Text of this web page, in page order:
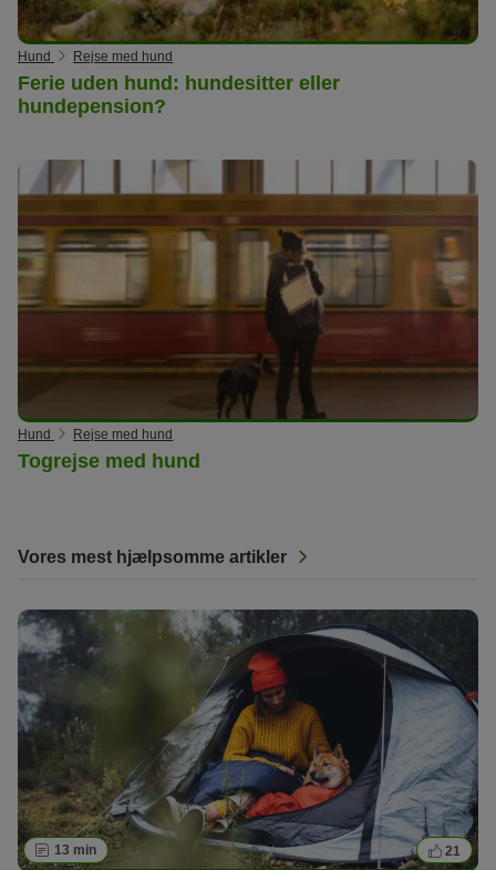
Hund Rejse med hund
Ferie uden hund: hundesitter eller
hundepension?
Hund Rejse med hund
Togrejse med hund
Vores mest hjælpsomme artikler
13 min 21